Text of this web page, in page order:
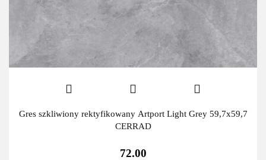
Gres szkliwiony rektyfikowany Artport Light Grey 59,7x59,7
CERRAD
72.00